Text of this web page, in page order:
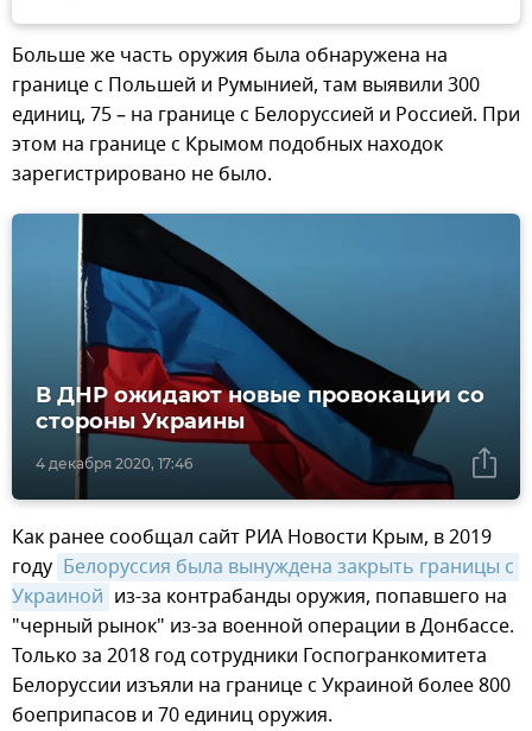
Больше же часть оружия была обнаружена на
границе с Польшей и Румынией, там выявили 300
единиц, 75 – на границе с Белоруссией и Россией. При
этом на границе с Крымом подобных находок
зарегистрировано не было.
4 декабря 2020, 17:46
В ДНР ожидают новые провокации со
стороны Украины
Как ранее сообщал сайт РИА Новости Крым, в 2019
году Белоруссия была вынуждена закрыть границы с
Украиной из-за контрабанды оружия, попавшего на
"черный рынок" из-за военной операции в Донбассе.
Только за 2018 год сотрудники Госпогранкомитета
Белоруссии изъяли на границе с Украиной более 800
боеприпасов и 70 единиц оружия.